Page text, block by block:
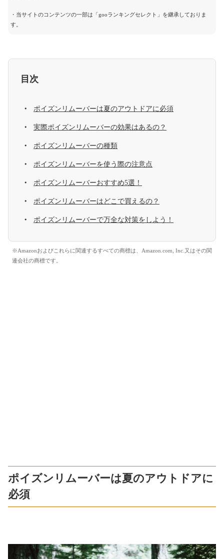
・当サイトのコンテンツの一部は「gooランキングセレクト」を継承しておりま
す。
目次
ポイズンリムーバーは夏のアウトドアに必須
実際ポイズンリムーバーの効果はあるの？
ポイズンリムーバーの種類
ポイズンリムーバーを使う際の注意点
ポイズンリムーバーおすすめ5選！
ポイズンリムーバーはどこで買えるの？
ポイズンリムーバーで万全な対策をしよう！
※Amazonおよびこれらに関連するすべての商標は、Amazon.com, Inc.又はその関
連会社の商標です。
ポイズンリムーバーは夏のアウトドアに
必須